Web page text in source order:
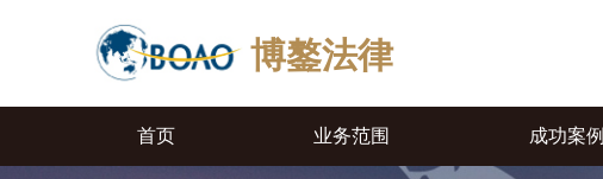
博鏊法律
首页 业务范围 成功案例